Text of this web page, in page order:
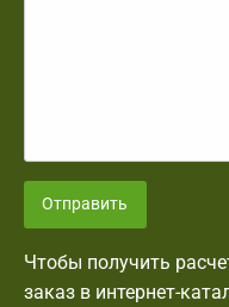
Отправить
Чтобы получить
заказ в интернет-